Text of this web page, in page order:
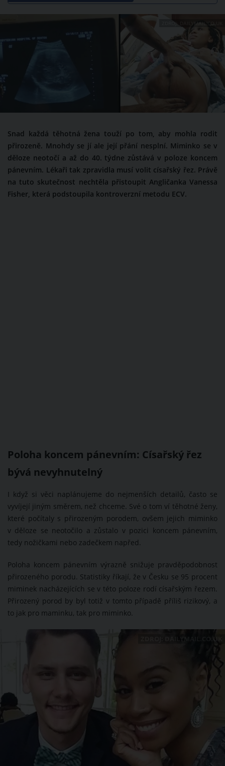
ZDROJ: DAILYMAIL.CO.UK
Snad každá těhotná žena touží po tom, aby mohla rodit
přirozeně. Mnohdy se jí ale její přání nesplní. Miminko se v
děloze neotočí a až do 40. týdne zůstává v poloze koncem
pánevním. Lékaři tak zpravidla musí volit císařský řez. Právě
na tuto skutečnost nechtěla přistoupit Angličanka Vanessa
Fisher, která podstoupila kontroverzní metodu ECV.
Poloha koncem pánevním: Císařský řez
bývá nevyhnutelný
I když si věci naplánujeme do nejmenších detailů, často se
vyvíjejí jiným směrem, než chceme. Své o tom ví těhotné ženy,
které počítaly s přirozeným porodem, ovšem jejich miminko
v děloze se neotočilo a zůstalo v pozici koncem pánevním,
tedy nožičkami nebo zadečkem napřed.
Poloha koncem pánevním výrazně snižuje pravděpodobnost
přirozeného porodu. Statistiky říkají, že v Česku se 95 procent
miminek nacházejících se v této poloze rodí císařským řezem.
Přirozený porod by byl totiž v tomto případě příliš rizikový, a
to jak pro maminku, tak pro miminko.
ZDROJ: DAILYMAIL.CO.UK